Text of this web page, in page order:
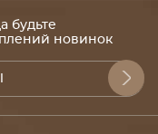
будьте
новинок